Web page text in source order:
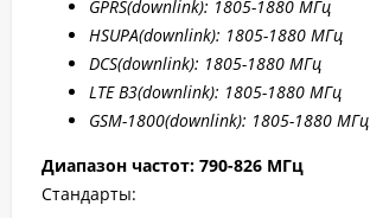
GPRS(downlink): 1805-1880 МГц
HSUPA(downlink): 1805-1880 МГц
DCS(downlink): 1805-1880 МГц
LTE B3(downlink): 1805-1880 МГц
GSM-1800(downlink): 1805-1880 МГц
Диапазон частот: 790-826 МГц
Стандарты: